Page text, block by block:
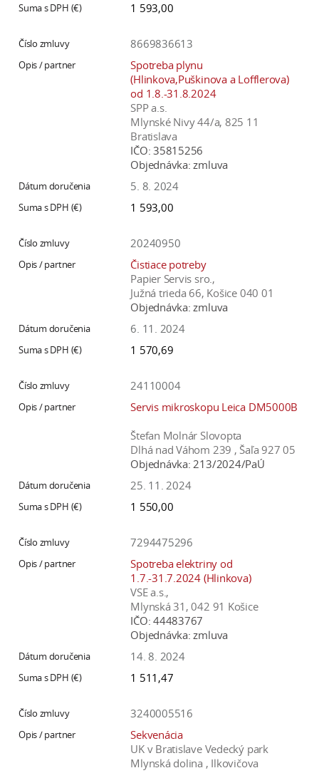
1 593,00
8669836613
Spotreba plynu
(Hlinkova,Puškinova a Lofflerova)
od 1.8.-31.8.2024
SPP a.s.
Mlynské Nivy 44/a, 825 11
Bratislava
IČO: 35815256
Objednávka: zmluva
5. 8. 2024
1 593,00
20240950
Čistiace potreby
Papier Servis sro.,
Južná trieda 66, Košice 040 01
Objednávka: zmluva
6. 11. 2024
1 570,69
24110004
Servis mikroskopu Leica DM5000B
Štefan Molnár Slovopta
Dlhá nad Váhom 239 , Šaľa 927 05
Objednávka: 213/2024/PaÚ
25. 11. 2024
1 550,00
7294475296
Spotreba elektriny od
1.7.-31.7.2024 (Hlinkova)
VSE a.s.,
Mlynská 31, 042 91 Košice
IČO: 44483767
Objednávka: zmluva
14. 8. 2024
1 511,47
3240005516
Sekvenácia
UK v Bratislave Vedecký park
Mlynská dolina , Ilkovičova